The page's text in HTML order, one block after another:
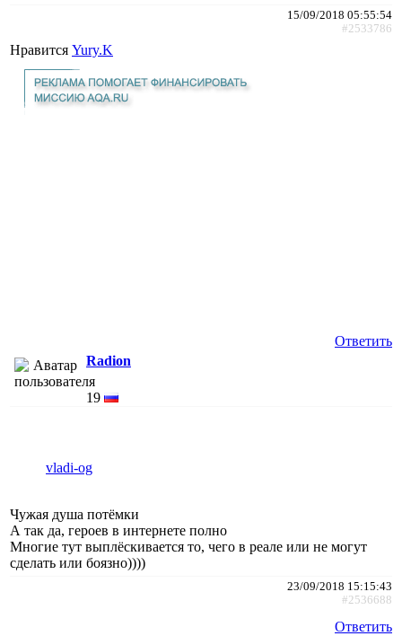
15/09/2018 05:55:54
#2533786
Нравится Yury.K
Ответить
Radion
19
vladi-og
Чужая душа потёмки
А так да, героев в интернете полно
Многие тут выплёскивается то, чего в реале или не могут
сделать или боязно))))
23/09/2018 15:15:43
#2536688
Ответить